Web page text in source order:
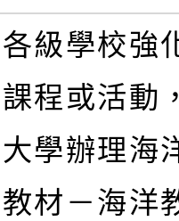
級學校強
程或活動
學辦理海
材－海洋